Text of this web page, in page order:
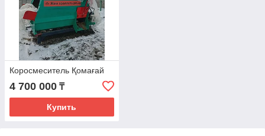
Коросмеситель Қомағай
4 700 000 ₸
Купить